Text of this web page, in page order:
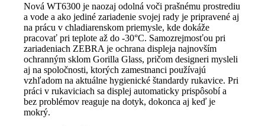
Nová WT6300 je naozaj odolná voči prašnému prostrediu
a vode a ako jediné zariadenie svojej rady je pripravené aj
na prácu v chladiarenskom priemysle, kde dokáže
pracovať pri teplote až do -30°C. Samozrejmosťou pri
zariadeniach ZEBRA je ochrana displeja najnovším
ochranným sklom Gorilla Glass, pričom designeri mysleli
aj na spoločnosti, ktorých zamestnanci používajú
vzhľadom na aktuálne hygienické štandardy rukavice. Pri
práci v rukaviciach sa displej automaticky prispôsobí a
bez problémov reaguje na dotyk, dokonca aj keď je
mokrý.